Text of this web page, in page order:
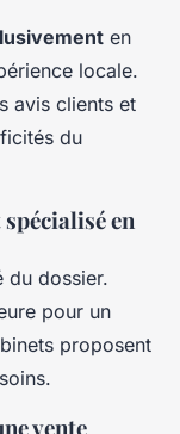
en
locale.
avis clients et
du
en
du dossier.
pour un
proposent
vente